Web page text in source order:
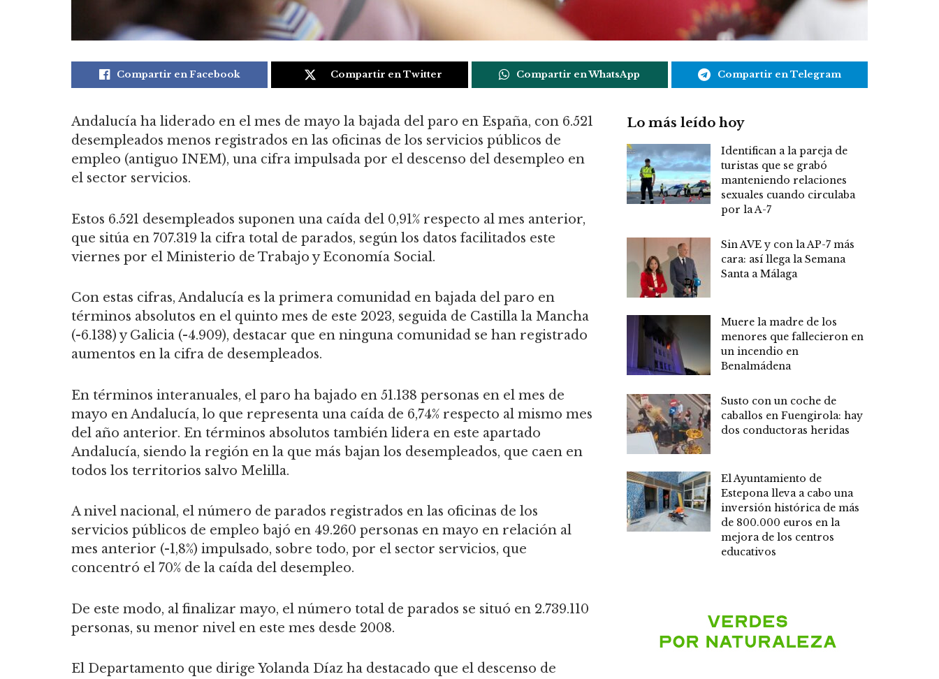
Compartir en Facebook Compartir en Twitter Compartir en WhatsApp Compartir en Telegram
Andalucía ha liderado en el mes de mayo la bajada del paro en España, con 6.521
desempleados menos registrados en las oficinas de los servicios públicos de
empleo (antiguo INEM), una cifra impulsada por el descenso del desempleo en
el sector servicios.
Estos 6.521 desempleados suponen una caída del 0,91% respecto al mes anterior,
que sitúa en 707.319 la cifra total de parados, según los datos facilitados este
viernes por el Ministerio de Trabajo y Economía Social.
Con estas cifras, Andalucía es la primera comunidad en bajada del paro en
términos absolutos en el quinto mes de este 2023, seguida de Castilla la Mancha
(-6.138) y Galicia (-4.909), destacar que en ninguna comunidad se han registrado
aumentos en la cifra de desempleados.
En términos interanuales, el paro ha bajado en 51.138 personas en el mes de
mayo en Andalucía, lo que representa una caída de 6,74% respecto al mismo mes
del año anterior. En términos absolutos también lidera en este apartado
Andalucía, siendo la región en la que más bajan los desempleados, que caen en
todos los territorios salvo Melilla.
A nivel nacional, el número de parados registrados en las oficinas de los
servicios públicos de empleo bajó en 49.260 personas en mayo en relación al
mes anterior (-1,8%) impulsado, sobre todo, por el sector servicios, que
concentró el 70% de la caída del desempleo.
De este modo, al finalizar mayo, el número total de parados se situó en 2.739.110
personas, su menor nivel en este mes desde 2008.
El Departamento que dirige Yolanda Díaz ha destacado que el descenso de
Lo más leído hoy
Identifican a la pareja de
turistas que se grabó
manteniendo relaciones
sexuales cuando circulaba
por la A-7
Sin AVE y con la AP-7 más
cara: así llega la Semana
Santa a Málaga
Muere la madre de los
menores que fallecieron en
un incendio en
Benalmádena
Susto con un coche de
caballos en Fuengirola: hay
dos conductoras heridas
El Ayuntamiento de
Estepona lleva a cabo una
inversión histórica de más
de 800.000 euros en la
mejora de los centros
educativos